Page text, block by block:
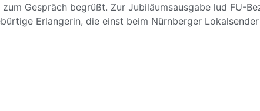
Gespräch begrüßt. Zur Jubiläumsausgabe lud FU-
Erlangerin, die einst beim Nürnberger